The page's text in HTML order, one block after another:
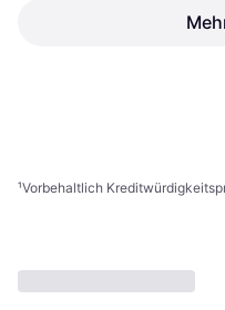
Sensible Toscana 12.5kg
¹Vorbehaltlich